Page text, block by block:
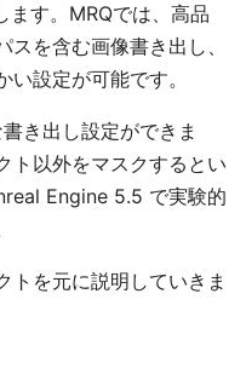
ます。MRQでは、高品
を含む画像書き出し、
設定が可能です。
き出し設定ができま
ト以外をマスクするとい
Engine 5.5 で実験的
トを元に説明していきま